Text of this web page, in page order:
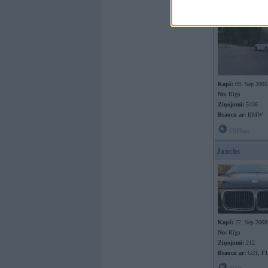
Kopš: 09. Sep 2005
No: Rīga
Ziņojumi: 5436
Braucu ar: BMW
Janchs
Kopš: 27. Sep 2008
No: Rīga
Ziņojumi: 212
Braucu ar: G31,